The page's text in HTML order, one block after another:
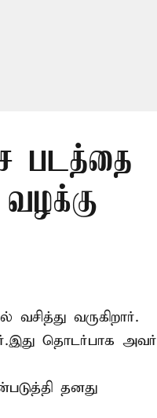
படத்தை
வசித்து வருகிறார்.
தொடர்பாக அவர்
தனது